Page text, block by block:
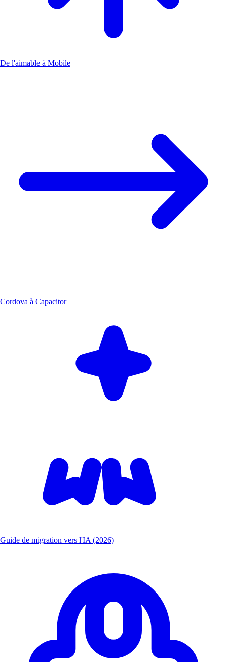
De l'aimable à Mobile
Cordova à Capacitor
Guide de migration vers l'IA (2026)